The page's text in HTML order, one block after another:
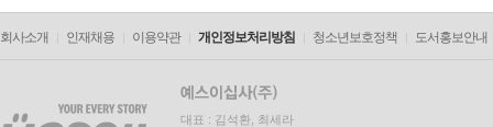
회사소개 인재채용 이용약관 개인정보처리방침 청소년보호정책 도서홍보안내
대표 : 김석환, 최세라